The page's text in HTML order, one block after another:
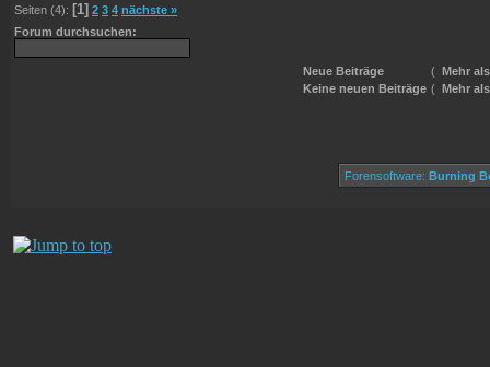
Seiten (4): [1] 2 3 4 nächste »
Forum durchsuchen:
Neue Beiträge ( Mehr
Keine neuen Beiträge ( Mehr
Forensoftware: Burning